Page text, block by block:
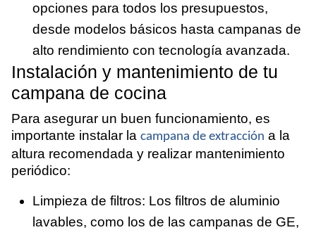
opciones para todos los presupuestos,
desde modelos básicos hasta campanas de
alto rendimiento con tecnología avanzada.
Instalación y mantenimiento de tu
campana de cocina
Para asegurar un buen funcionamiento, es
importante instalar la campana de extracción a la
altura recomendada y realizar mantenimiento
periódico:
Limpieza de filtros: Los filtros de aluminio
lavables, como los de las campanas de GE,